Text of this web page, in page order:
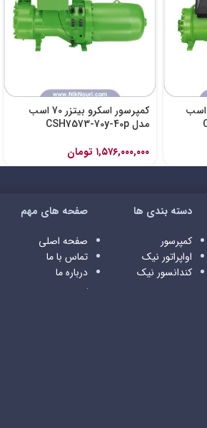
کمپرسور اسکرو بیتزر 140 اسب
کمپرسور اسکرو بیتزر 70 اسب
مدل CSH7573-70y-40p
۱,۵۷۶,۰۰۰,۰۰۰ تومان
دسته بندی ها
کمپرسور
اواپراتور نیک
کندانسور نیک
صفحه های مهم
صفحه اصلی
تماس با ما
درباره ما